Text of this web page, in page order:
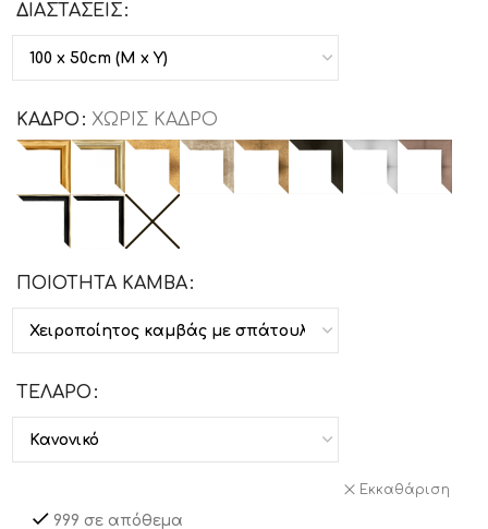
ΔΙΑΣΤΑΣΕΙΣ
ΚΑΔΡΟ ΧΩΡΙΣ ΚΑΔΡΟ
ΠΟΙΟΤΗΤΑ ΚΑΜΒΑ
ΤΕΛΑΡΟ
Εκκαθάριση
999 σε απόθεμα